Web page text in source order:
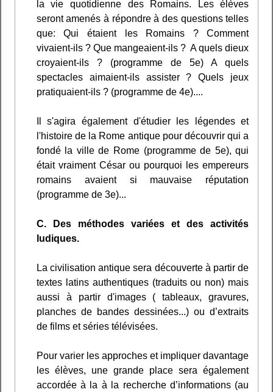
la vie quotidienne des Romains. Les élèves
seront amenés à répondre à des questions telles
que: Qui étaient les Romains ? Comment
vivaient-ils ? Que mangeaient-ils ? A quels dieux
croyaient-ils ? (programme de 5e) A quels
spectacles aimaient-ils assister ? Quels jeux
pratiquaient-ils ? (programme de 4e)....
Il s'agira également d'étudier les légendes et
l'histoire de la Rome antique pour découvrir qui a
fondé la ville de Rome (programme de 5e), qui
était vraiment César ou pourquoi les empereurs
romains avaient si mauvaise réputation
(programme de 3e)...
C. Des méthodes variées et des activités
ludiques.
La civilisation antique sera découverte à partir de
textes latins authentiques (traduits ou non) mais
aussi à partir d'images ( tableaux, gravures,
planches de bandes dessinées...) ou d’extraits
de films et séries télévisées.
Pour varier les approches et impliquer davantage
les élèves, une grande place sera également
accordée à la à la recherche d’informations (au